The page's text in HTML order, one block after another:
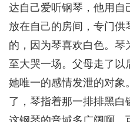
达自己爱听钢琴，他用自
放在自己的房间，专门
的，因为琴喜欢白色。
至大哭一场。父母走了以
她唯一的感情发泄的对象
了，琴指着那一排排黑白